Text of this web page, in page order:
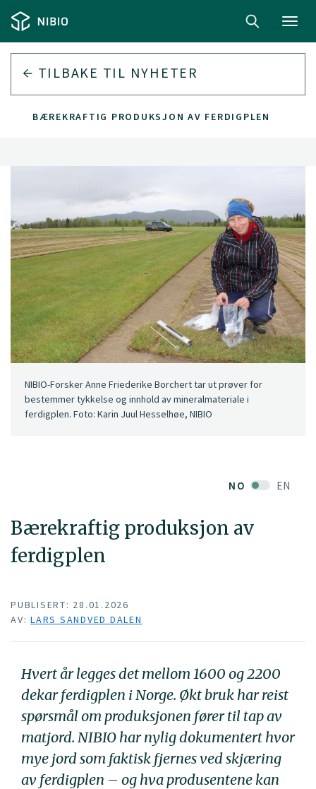
TILBAKE TIL NYHETER
BÆREKRAFTIG PRODUKSJON AV FERDIGPLEN
NO EN
Bærekraftig produksjon av
ferdigplen
NIBIO-Forsker Anne Friederike Borchert tar ut prøver for
bestemmer tykkelse og innhold av mineralmateriale i
ferdigplen. Foto: Karin Juul Hesselhøe, NIBIO
PUBLISERT: 28.01.2026
AV: LARS SANDVED DALEN
Hvert år legges det mellom 1600 og 2200
dekar ferdigplen i Norge. Økt bruk har reist
spørsmål om produksjonen fører til tap av
matjord. NIBIO har nylig dokumentert hvor
mye jord som faktisk fjernes ved skjæring
av ferdigplen – og hva produsentene kan